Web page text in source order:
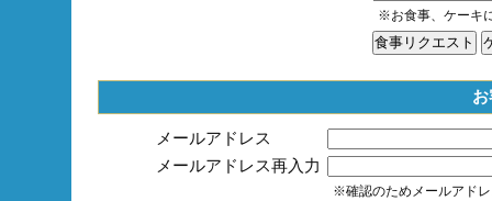
※お食事、ケーキ
メールアドレス
メールアドレス再入力
※確認のためメールアド